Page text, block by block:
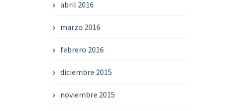
abril 2016
marzo 2016
febrero 2016
diciembre 2015
noviembre 2015